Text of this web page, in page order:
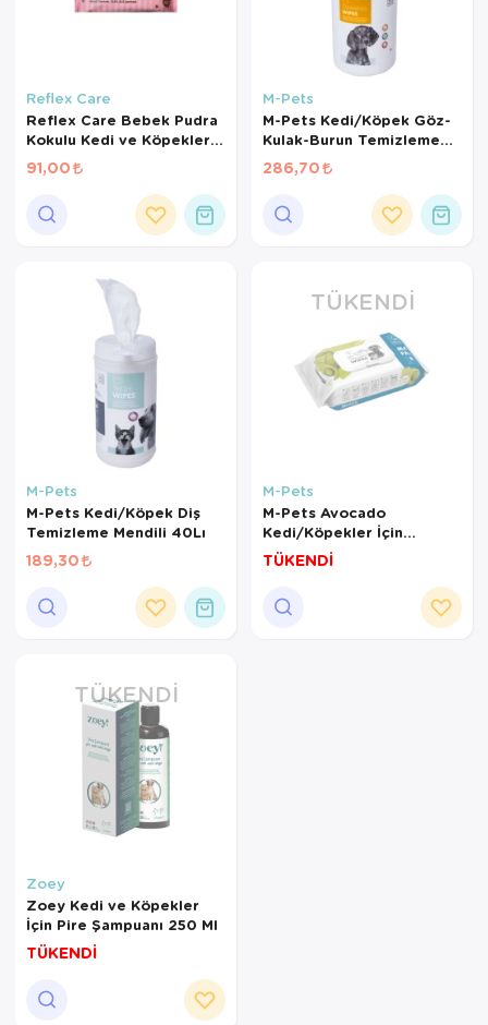
Reflex Care
Reflex Care Bebek Pudra
Kokulu Kedi ve Köpekler
için Temizleme Mendili
50'li
91,00
M-Pets
M-Pets Kedi/Köpek Göz-
Kulak-Burun Temizleme
Mendili 80Li
286,70
M-Pets
M-Pets Kedi/Köpek Diş
Temizleme Mendili 40Lı
189,30
TÜKENDI
M-Pets
M-Pets Avocado
Kedi/Köpekler İçin
Temizlik Mendili 80Li
TÜKENDİ
TÜKENDI
Zoey
Zoey Kedi ve Köpekler
İçin Pire Şampuanı 250 Ml
TÜKENDİ